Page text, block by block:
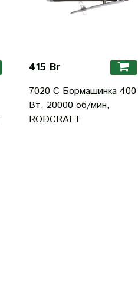
415 Br
7020 C Бормашинка 400
Вт, 20000 об/мин,
RODCRAFT